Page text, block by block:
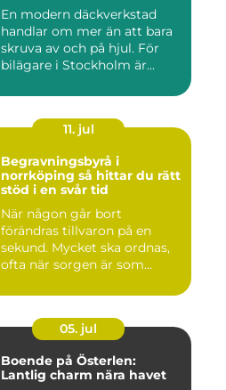
En modern däckverkstad
handlar om mer än att bara
skruva av och på hjul. För
bilägare i Stockholm är...
11. jul
Begravningsbyrå i
norrköping så hittar du rätt
stöd i en svår tid
När någon går bort
förändras tillvaron på en
sekund. Mycket ska ordnas,
ofta när sorgen är som
05. jul
Boende på Österlen:
Lantlig charm nära havet